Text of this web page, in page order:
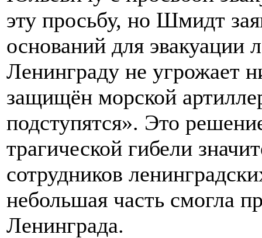
эту просьбу, но Шмидт
оснований для эвакуации
Ленинграду не угрожает
защищён морской
подступятся». Это
трагической гибели
сотрудников
небольшая часть смогла
Ленинграда.